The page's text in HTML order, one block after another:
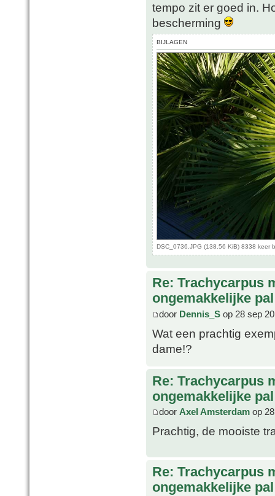
tempo zit er goed in.
bescherming
BIJLAGEN
DSC_0736.JPG (138.56 KiB) 8338 keer
Re: Trachycarpus
ongemakkelijke pal
door Dennis_S op 28 sep
Wat een prachtig
dame!?
Re: Trachycarpus
ongemakkelijke pal
door Axel Amsterdam op
Prachtig, de mooiste
Re: Trachycarpus
ongemakkelijke pal